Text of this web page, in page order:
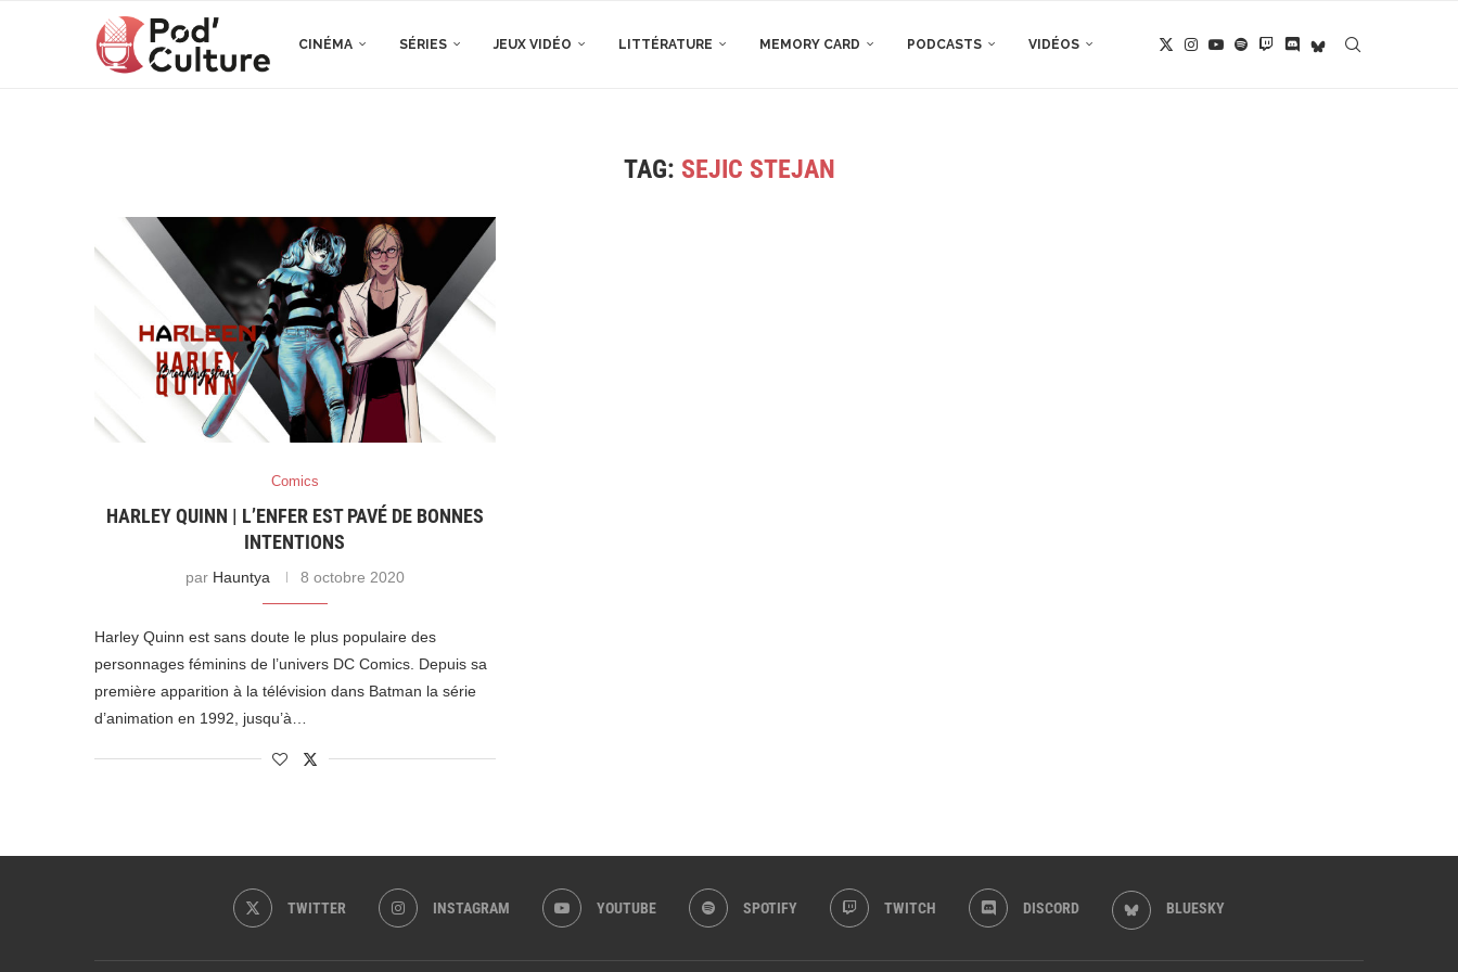
CINÉMA SÉRIES JEUX VIDÉO LITTÉRATURE MEMORY CARD PODCASTS VIDÉOS
TAG: SEJIC STEJAN
Comics
HARLEY QUINN | L’ENFER EST PAVÉ DE BONNES
INTENTIONS
par Hauntya 8 octobre 2020
Harley Quinn est sans doute le plus populaire des
personnages féminins de l’univers DC Comics. Depuis sa
première apparition à la télévision dans Batman la série
d’animation en 1992, jusqu’à…
TWITTER INSTAGRAM YOUTUBE SPOTIFY TWITCH DISCORD BLUESKY